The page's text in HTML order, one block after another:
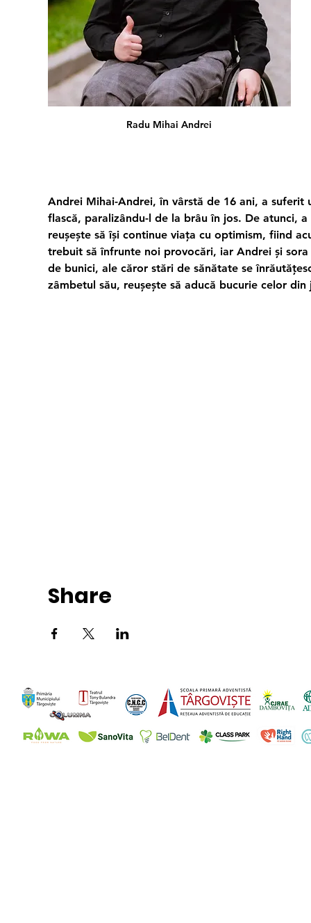
Radu Mihai Andrei
Andrei Mihai-Andrei, în vârstă de 16 ani, a
flască, paralizându-l de la brâu în jos. De atunci,
reușește să își continue viața cu optimism, fiind
trebuit să înfrunte noi provocări, iar Andrei și
de bunici, ale căror stări de sănătate se
zâmbetul său, reușește să aducă bucurie celor din
Share
© 2035 by Maya Nelson.
Powered and secured by
Wix